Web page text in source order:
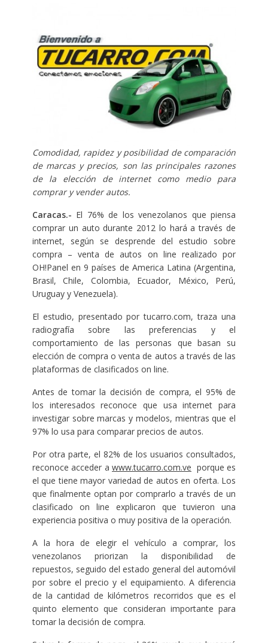
Comodidad, rapidez y posibilidad de comparación
de marcas y precios, son las principales razones
de la elección de internet como medio para
comprar y vender autos.
Caracas.- El 76% de los venezolanos que piensa
comprar un auto durante 2012 lo hará a través de
internet, según se desprende del estudio sobre
compra – venta de autos on line realizado por
OH!Panel en 9 países de America Latina (Argentina,
Brasil, Chile, Colombia, Ecuador, México, Perú,
Uruguay y Venezuela).
El estudio, presentado por tucarro.com, traza una
radiografía sobre las preferencias y el
comportamiento de las personas que basan su
elección de compra o venta de autos a través de las
plataformas de clasificados on line.
Antes de tomar la decisión de compra, el 95% de
los interesados reconoce que usa internet para
investigar sobre marcas y modelos, mientras que el
97% lo usa para comparar precios de autos.
Por otra parte, el 82% de los usuarios consultados,
reconoce acceder a www.tucarro.com.ve porque es
el que tiene mayor variedad de autos en oferta. Los
que finalmente optan por comprarlo a través de un
clasificado on line explicaron que tuvieron una
experiencia positiva o muy positiva de la operación.
A la hora de elegir el vehículo a comprar, los
venezolanos priorizan la disponibilidad de
repuestos, seguido del estado general del automóvil
por sobre el precio y el equipamiento. A diferencia
de la cantidad de kilómetros recorridos que es el
quinto elemento que consideran importante para
tomar la decisión de compra.